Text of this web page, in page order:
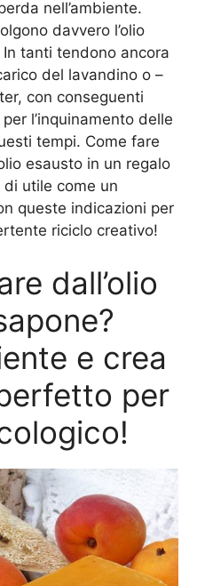
nell’ambiente.
davvero l’olio
tanti tendono ancora
del lavandino o –
con conseguenti
per l’inquinamento delle
tempi. Come fare
esausto in un regalo
utile come un
queste indicazioni per
riciclo creativo!
dall’olio
e crea
per